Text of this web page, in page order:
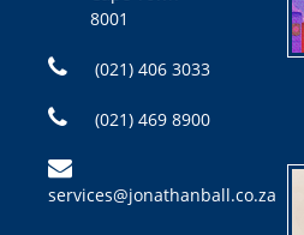
8001
(021) 406 3033
(021) 469 8900
services@jonathanball.co.za